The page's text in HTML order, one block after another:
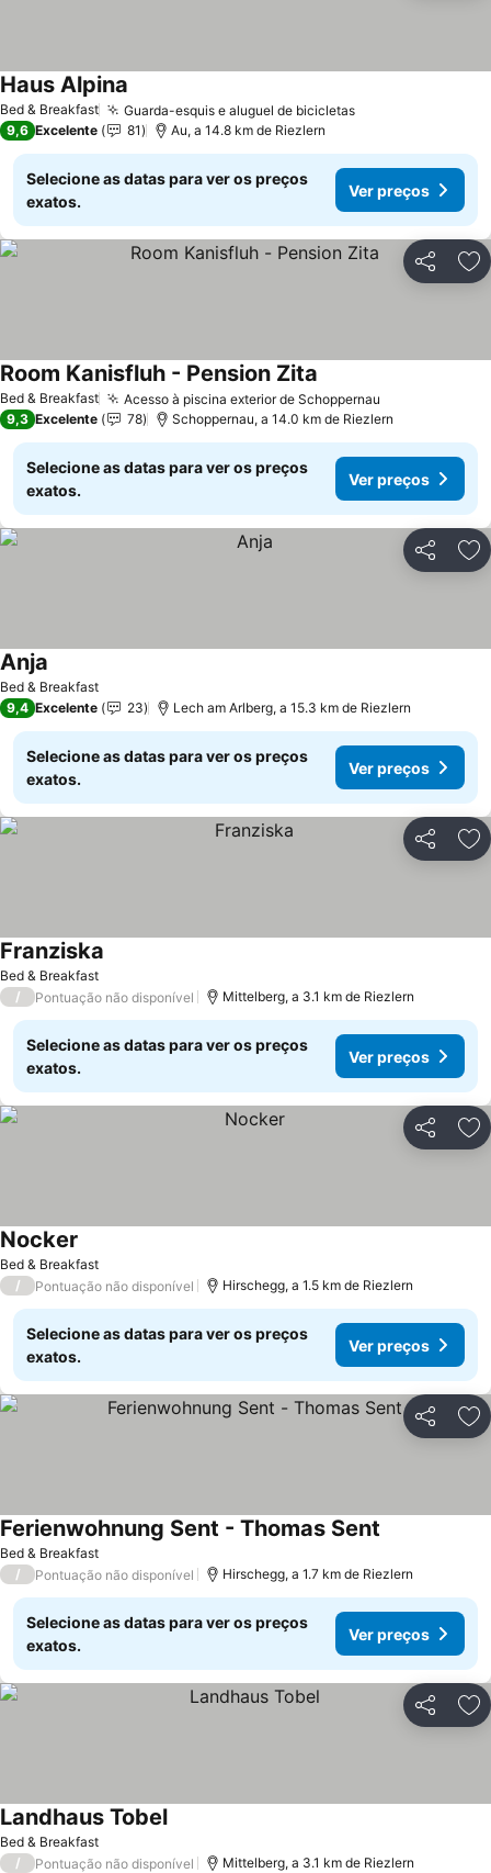
Bed & Breakfast Guarda-esquis e aluguel de bicicletasVer preços
Haus Alpina
9,6 Excelente 81 Au, a 14.8 km de Riezlern
Selecione as datas para ver os preços
exatos.
Ver preços
Partilhar
Bed & Breakfast Acesso à piscina exterior de Schoppernau
Room Kanisfluh - Pension Zita
9,3 Excelente 78 Schoppernau, a 14.0 km de Riezlern
Selecione as datas para ver os preços
exatos.
Ver preços
Partilhar
Bed & Breakfast
Anja
9,4 Excelente 23 Lech am Arlberg, a 15.3 km de Riezlern
Selecione as datas para ver os preços
exatos.
Ver preços
Partilhar
Bed & Breakfast
Franziska
/ Pontuação não disponível Mittelberg, a 3.1 km de Riezlern
Selecione as datas para ver os preços
exatos.
Ver preços
Partilhar
Bed & Breakfast
Nocker
/ Pontuação não disponível Hirschegg, a 1.5 km de Riezlern
Selecione as datas para ver os preços
exatos.
Ver preços
Partilhar
Bed & Breakfast
Ferienwohnung Sent - Thomas Sent
/ Pontuação não disponível Hirschegg, a 1.7 km de Riezlern
Selecione as datas para ver os preços
exatos.
Ver preços
Partilhar
Bed & Breakfast
Landhaus TobelVer preços
/ Pontuação não disponível Mittelberg, a 3.1 km de Riezlern